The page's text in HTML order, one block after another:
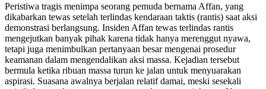
Peristiwa tragis menimpa seorang pemuda bernama Affan, yang
dikabarkan tewas setelah terlindas kendaraan taktis (rantis) saat aksi
demonstrasi berlangsung. Insiden Affan tewas terlindas rantis
mengejutkan banyak pihak karena tidak hanya merenggut nyawa,
tetapi juga menimbulkan pertanyaan besar mengenai prosedur
keamanan dalam mengendalikan aksi massa. Kejadian tersebut
bermula ketika ribuan massa turun ke jalan untuk menyuarakan
aspirasi. Suasana awalnya berjalan relatif damai, meski sesekali